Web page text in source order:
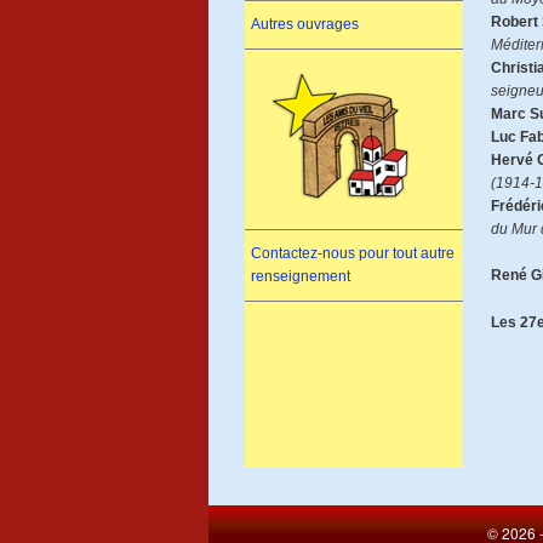
Autres ouvrages
Contactez-nous pour tout autre
renseignement
Robert
Marc
Luc
Hervé
(1914-
du Mur
René
Les
© 2026 -